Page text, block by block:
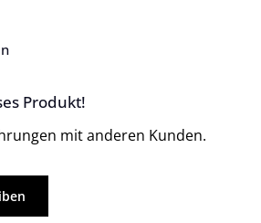
von 0 von 5 Sternen
Produkt!
mit anderen Kunden.